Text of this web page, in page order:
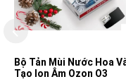
Bộ Tản Mùi Nước Hoa
Tạo Ion Âm Ozon O3